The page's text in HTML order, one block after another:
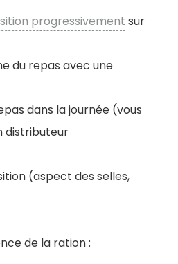
progressivement sur
du repas avec une
dans la journée (vous
distributeur
(aspect des selles,
de la ration :